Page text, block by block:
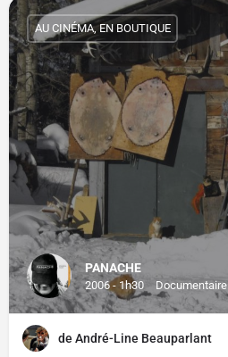
PANACHE
2006 - 1h30 Documentaire
AU CINÉMA, EN BOUTIQUE
de André-Line Beauparlant